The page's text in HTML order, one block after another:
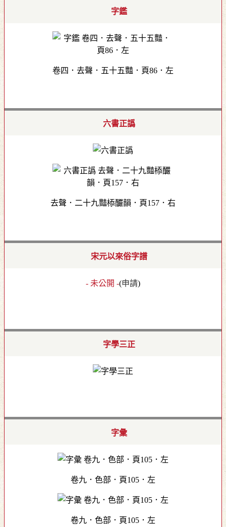
字鑑
卷四．去聲．五十五豔．頁86．左
六書正譌
去聲．二十九豔㮇釅韻．頁157．右
宋元以來俗字譜
- 未公開 -(申請)
字學三正
字彙
卷九．色部．頁105．左
卷九．色部．頁105．左